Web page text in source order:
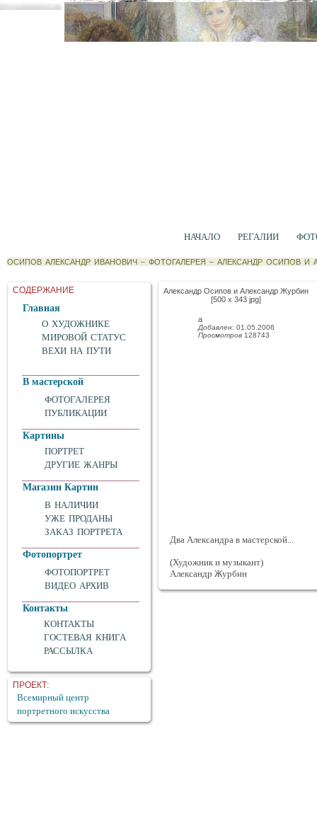
НАЧАЛО РЕГАЛИИ
ОСИПОВ АЛЕКСАНДР ИВАНОВИЧ – ФОТОГАЛЕРЕЯ – АЛЕКСАНДР ОСИПОВ И
СОДЕРЖАНИЕ
Главная
О ХУДОЖНИКЕ
МИРОВОЙ СТАТУС
ВЕХИ НА ПУТИ
В мастерской
ФОТОГАЛЕРЕЯ
ПУБЛИКАЦИИ
Картины
ПОРТРЕТ
ДРУГИЕ ЖАНРЫ
Магазин Картин
В НАЛИЧИИ
УЖЕ ПРОДАНЫ
ЗАКАЗ ПОРТРЕТА
Фотопортрет
ФОТОПОРТРЕТ
ВИДЕО АРХИВ
Контакты
КОНТАКТЫ
ГОСТЕВАЯ КНИГА
РАССЫЛКА
ПРОЕКТ:
Всемирный центр
портретного искусства
Александр Осипов и Александр Журбин
[500 x 343 jpg]
а
Добавлен: 01.05.2006
Просмотров128743
Два Александра в мастерской...
(Художник и музыкант)
Александр Журбин